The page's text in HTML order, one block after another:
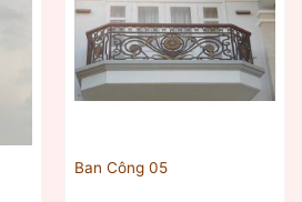
Ban Công 05